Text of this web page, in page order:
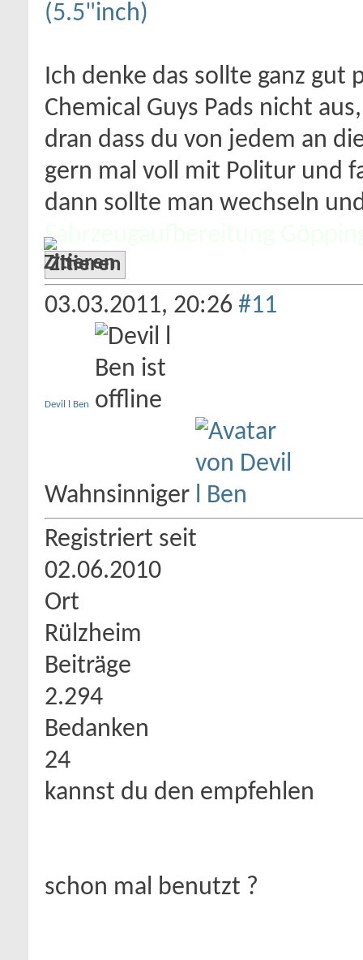
(5.5"inch)
Ich denke das sollte ganz gut
Chemical Guys Pads nicht
dran dass du von jedem an
gern mal voll mit Politur und
dann sollte man wechseln
Fahrzeugaufbereitung
Zitieren
03.03.2011, 20:26 #11
Devil l Ben
Wahnsinniger
Registriert seit
02.06.2010
Ort
Rülzheim
Beiträge
2.294
Bedanken
24
kannst du den empfehlen
schon mal benutzt ?